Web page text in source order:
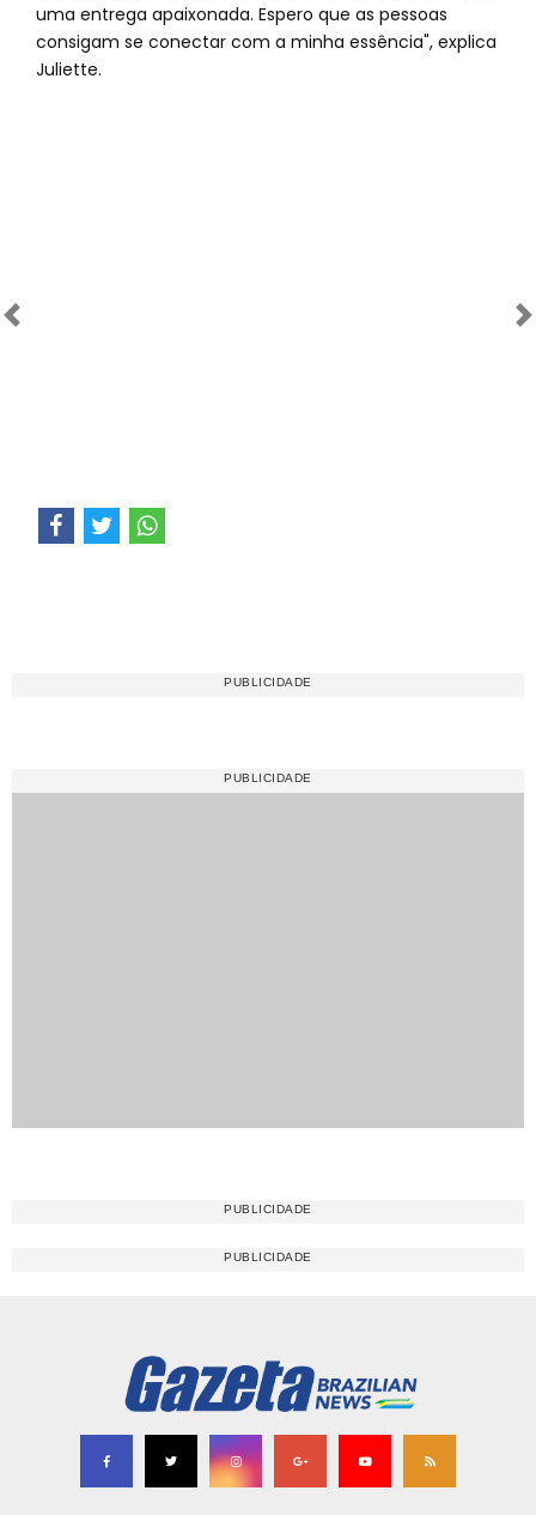
uma entrega apaixonada. Espero que as pessoas
consigam se conectar com a minha essência", explica
Juliette.
Próximo